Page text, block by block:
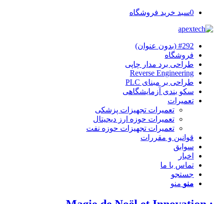
0سبد خرید فروشگاه
#292 (بدون عنوان)
فروشگاه
طراحی برد مدار چاپی
Reverse Engineering
طراحی بر مبنای PLC
سکو بندی آزمایشگاهی
تعمیرات
تعمیرات تجهیزات پزشکی
تعمیرات حوزه ارز دیجیتال
تعمیرات تجهیزات حوزه نفت
قوانین و مقررات
سوابق
اخبار
تماس با ما
جستجو
منو منو